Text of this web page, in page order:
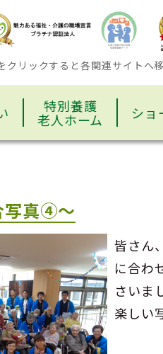
クリックすると各関連サイトへ
特別養護
老人ホーム ショ
真④～
皆さん
に合わ
さいま
楽しい